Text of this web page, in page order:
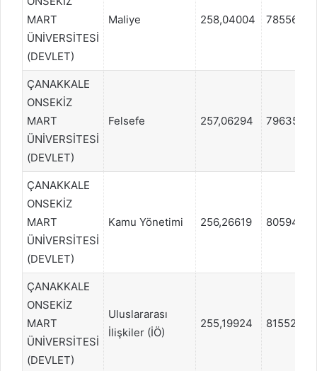
MART
ÜNİVERSİTESİ
(DEVLET)
Maliye 258,04004 785560
ÇANAKKALE
ONSEKİZ
MART
ÜNİVERSİTESİ
(DEVLET)
Felsefe 257,06294 796355
ÇANAKKALE
ONSEKİZ
MART
ÜNİVERSİTESİ
(DEVLET)
Kamu Yönetimi 256,26619 805949
ÇANAKKALE
ONSEKİZ
MART
ÜNİVERSİTESİ
(DEVLET)
Uluslararası
İlişkiler (İÖ)
255,19924 815529